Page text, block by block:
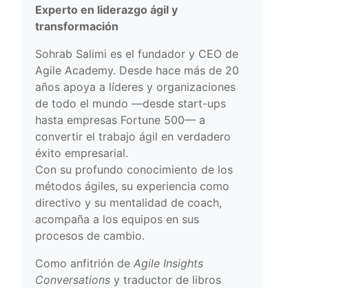
Experto en liderazgo ágil y
transformación
Sohrab Salimi es el fundador y CEO de
Agile Academy. Desde hace más de 20
años apoya a líderes y organizaciones
de todo el mundo —desde start-ups
hasta empresas Fortune 500— a
convertir el trabajo ágil en verdadero
éxito empresarial.
Con su profundo conocimiento de los
métodos ágiles, su experiencia como
directivo y su mentalidad de coach,
acompaña a los equipos en sus
procesos de cambio.
Como anfitrión de Agile Insights
Conversations y traductor de libros